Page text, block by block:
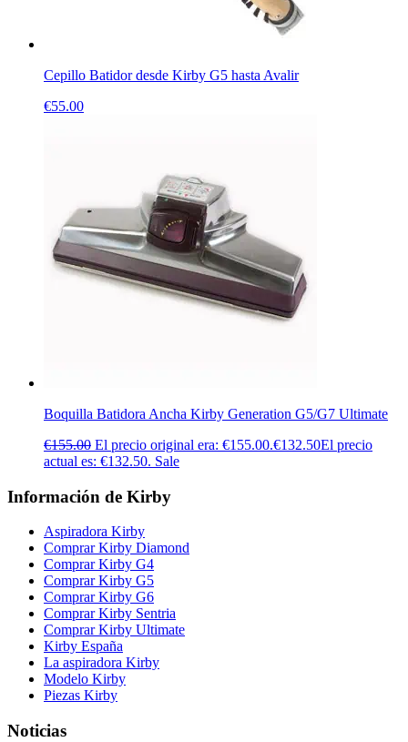
Cepillo Batidor desde Kirby G5 hasta Avalir
€55.00
Boquilla Batidora Ancha Kirby Generation G5/G7 Ultimate
€155.00 El precio original era: €155.00.€132.50El precio
actual es: €132.50. Sale
Información de Kirby
Aspiradora Kirby
Comprar Kirby Diamond
Comprar Kirby G4
Comprar Kirby G5
Comprar Kirby G6
Comprar Kirby Sentria
Comprar Kirby Ultimate
Kirby España
La aspiradora Kirby
Modelo Kirby
Piezas Kirby
Noticias